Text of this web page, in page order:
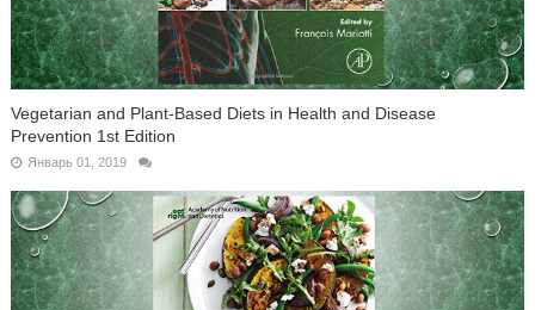
Vegetarian and Plant-Based Diets in Health and Disease
Prevention 1st Edition
Январь 01, 2019